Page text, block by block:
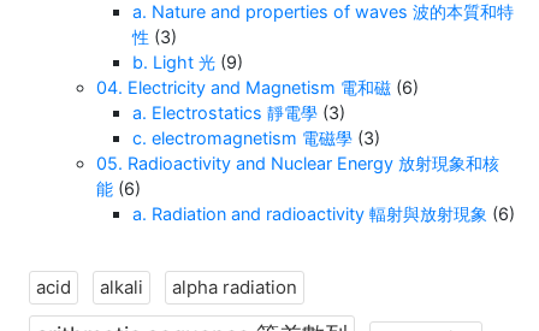
a. Nature and properties of waves 波的本質和特
性 (3)
b. Light 光 (9)
04. Electricity and Magnetism 電和磁 (6)
a. Electrostatics 靜電學 (3)
c. electromagnetism 電磁學 (3)
05. Radioactivity and Nuclear Energy 放射現象和核
能 (6)
a. Radiation and radioactivity 輻射與放射現象 (6)
acid alkali alpha radiation